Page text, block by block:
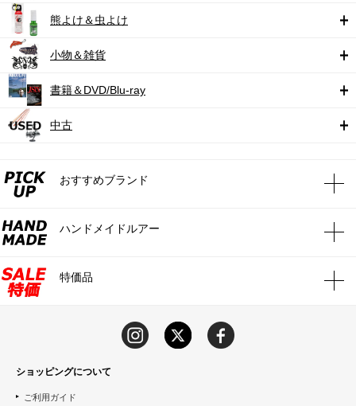
熊よけ＆虫よけ
小物＆雑貨
書籍＆DVD/Blu-ray
中古
おすすめブランド
ハンドメイドルアー
特価品
ショッピングについて
ご利用ガイド